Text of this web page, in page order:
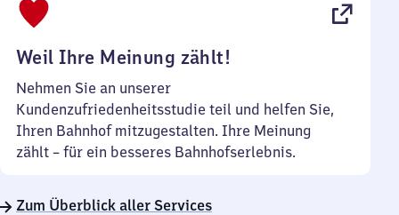
Weil Ihre Meinung zählt!
Nehmen Sie an unserer
Kundenzufriedenheitsstudie teil und helfen Sie,
Ihren Bahnhof mitzugestalten. Ihre Meinung
zählt – für ein besseres Bahnhofserlebnis.
Zum Überblick aller Services